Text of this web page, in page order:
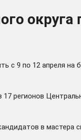
округа
с 9 по 12 апреля на
регионов
в мастера